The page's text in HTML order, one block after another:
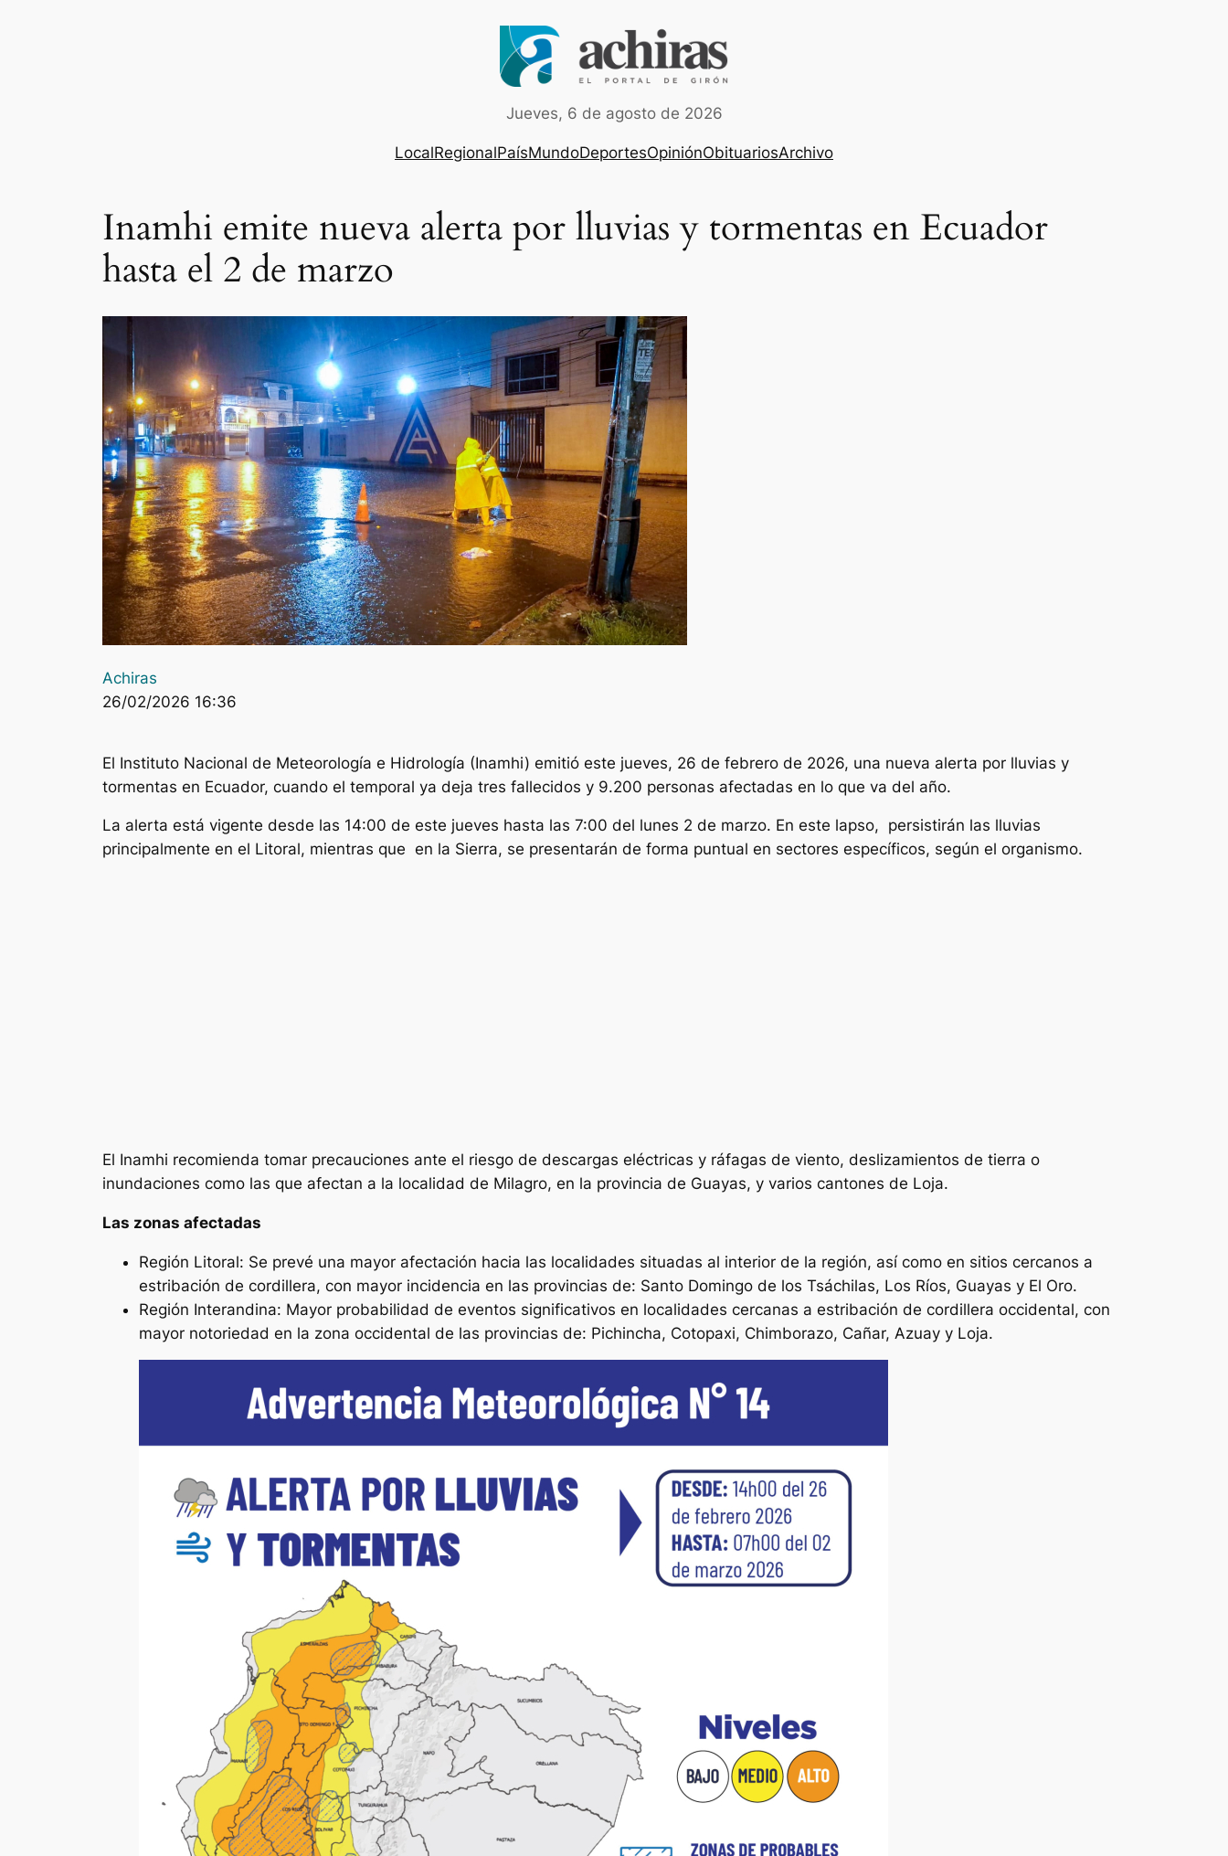
Jueves, 6 de agosto de 2026
LocalRegionalPaísMundoDeportesOpiniónObituariosArchivo
Inamhi emite nueva alerta por lluvias y tormentas en Ecuador
hasta el 2 de marzo
Achiras
26/02/2026 16:36
El Instituto Nacional de Meteorología e Hidrología (Inamhi) emitió este jueves, 26 de febrero de 2026, una nueva alerta por lluvias y
tormentas en Ecuador, cuando el temporal ya deja tres fallecidos y 9.200 personas afectadas en lo que va del año.
La alerta está vigente desde las 14:00 de este jueves hasta las 7:00 del lunes 2 de marzo. En este lapso, persistirán las lluvias
principalmente en el Litoral, mientras que en la Sierra, se presentarán de forma puntual en sectores específicos, según el organismo.
El Inamhi recomienda tomar precauciones ante el riesgo de descargas eléctricas y ráfagas de viento, deslizamientos de tierra o
inundaciones como las que afectan a la localidad de Milagro, en la provincia de Guayas, y varios cantones de Loja.
Las zonas afectadas
Región Litoral: Se prevé una mayor afectación hacia las localidades situadas al interior de la región, así como en sitios cercanos a
estribación de cordillera, con mayor incidencia en las provincias de: Santo Domingo de los Tsáchilas, Los Ríos, Guayas y El Oro.
Región Interandina: Mayor probabilidad de eventos significativos en localidades cercanas a estribación de cordillera occidental, con
mayor notoriedad en la zona occidental de las provincias de: Pichincha, Cotopaxi, Chimborazo, Cañar, Azuay y Loja.